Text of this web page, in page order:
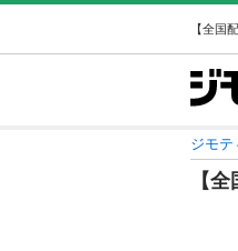
ジモテ
【